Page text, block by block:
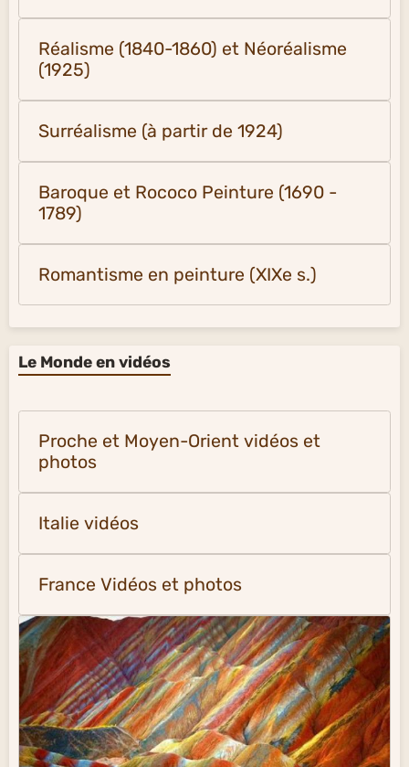
Réalisme (1840-1860) et Néoréalisme
(1925)
Surréalisme (à partir de 1924)
Baroque et Rococo Peinture (1690 -
1789)
Romantisme en peinture (XIXe s.)
Le Monde en vidéos
Proche et Moyen-Orient vidéos et
photos
Italie vidéos
France Vidéos et photos